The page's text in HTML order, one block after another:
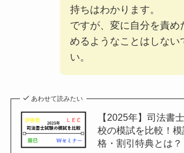
持ちはわかります。
ですが、変に⾃分を責め
めるようなことはしない
い。
あわせて読みたい
【2025年】司法書
校の模試を比較！
格・割引特典とは？